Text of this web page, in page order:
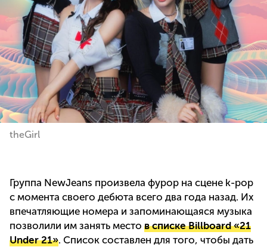
theGirl
Группа NewJeans произвела фурор на сцене k-pop
с момента своего дебюта всего два года назад. Их
впечатляющие номера и запоминающаяся музыка
позволили им занять место в списке Billboard «21
Under 21». Список составлен для того, чтобы дать